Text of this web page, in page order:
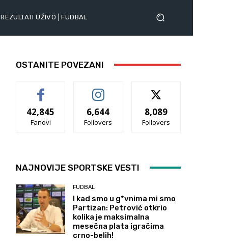
REZULTATI UŽIVO | FUDBAL
OSTANITE POVEZANI
42,845
Fanovi
6,644
Follovers
8,089
Follovers
NAJNOVIJE SPORTSKE VESTI
FUDBAL
I kad smo u g*vnima mi smo
Partizan: Petrović otkrio
kolika je maksimalna
mesečna plata igračima
crno-belih!